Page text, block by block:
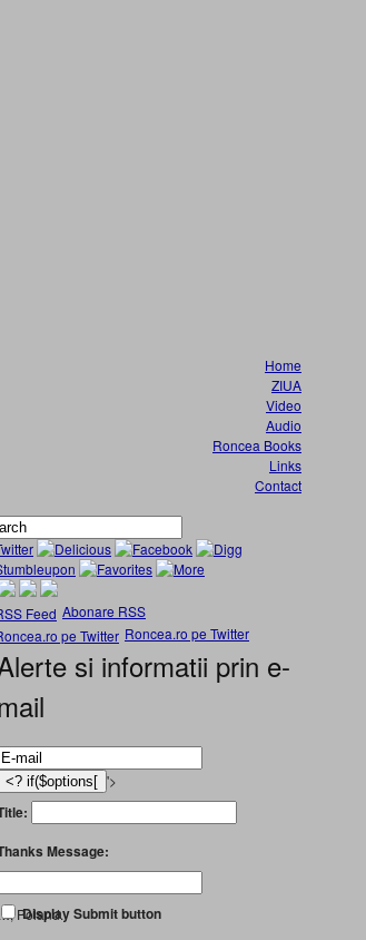
Home
ZIUA
Video
Audio
Roncea Books
Links
Contact
Poland.
Abonare RSS
Roncea.ro pe Twitter
si informatii prin e-
'>
Message:
Display Submit button